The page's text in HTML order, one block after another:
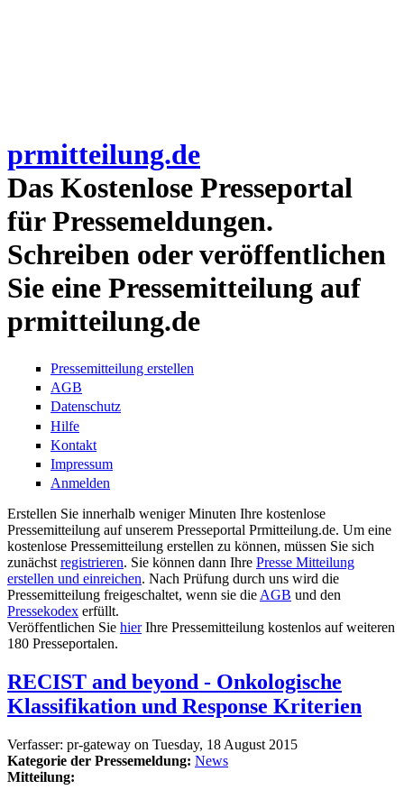
prmitteilung.de
Das Kostenlose Presseportal
für Pressemeldungen.
Schreiben oder veröffentlichen
Sie eine Pressemitteilung auf
prmitteilung.de
Pressemitteilung erstellen
AGB
Datenschutz
Hilfe
Kontakt
Impressum
Anmelden
Erstellen Sie innerhalb weniger Minuten Ihre kostenlose
Pressemitteilung auf unserem Presseportal Prmitteilung.de. Um eine
kostenlose Pressemitteilung erstellen zu können, müssen Sie sich
zunächst registrieren. Sie können dann Ihre Presse Mitteilung
erstellen und einreichen. Nach Prüfung durch uns wird die
Pressemitteilung freigeschaltet, wenn sie die AGB und den
Pressekodex erfüllt.
Veröffentlichen Sie hierIhre Pressemitteilung kostenlos auf weiteren
180 Presseportalen.
RECIST and beyond - Onkologische
Klassifikation und Response Kriterien
Verfasser: pr-gateway on Tuesday, 18 August 2015
Kategorie der Pressemeldung: News
Mitteilung: